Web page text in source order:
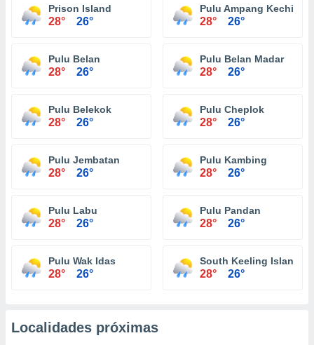
Prison Island
28° 26°
Pulu Ampang Kechil
28° 26°
Pulu Belan
28° 26°
Pulu Belan Madar
28° 26°
Pulu Belekok
28° 26°
Pulu Cheplok
28° 26°
Pulu Jembatan
28° 26°
Pulu Kambing
28° 26°
Pulu Labu
28° 26°
Pulu Pandan
28° 26°
Pulu Wak Idas
28° 26°
South Keeling Islands
28° 26°
Localidades próximas